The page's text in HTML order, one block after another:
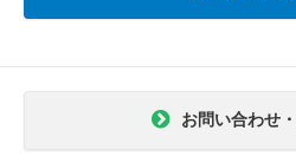
お問い合わせ